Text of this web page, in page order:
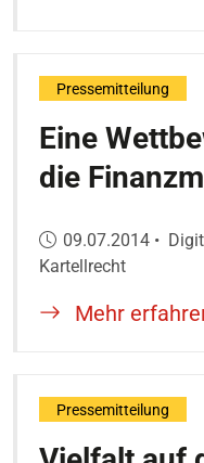
Eine
die
Veröffentlicht am:
09.07.2014 •
Kartellrecht
Pressemitteilung
Mehr
Pressemitteilung